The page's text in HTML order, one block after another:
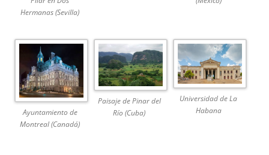
Hermanas (Sevilla)
Ayuntamiento de
Montreal (Canadá)
Paisaje de Pinar del
Río (Cuba)
Universidad de La
Habana